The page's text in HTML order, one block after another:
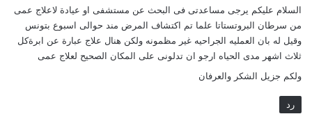
ل
السلام عليكم يرجى مساعدتى فى البحث عن مستشفى او عيادة لاعلاج عمى
من سرطان البروتستاتا علما تم اكتشاف المرض مند حوالى اسبوع بتونس
وقيل له بان العمليه الجراحيه غير مظمونه ولكن هنال علاج عبارة عن ابرةكل
ثلاث اشهر مدى الحياه ارجو ان تدلونى على المكان الصحيح لعلاج عمى
ولكم جزيل الشكر والعرفان
رد